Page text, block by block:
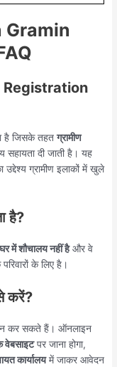
Gramin
Registration
है जिसके तहतग्रामीण
सहायता दी जाती है। यह
ग्रामीण इलाकों में खुले
है?
घर में शौचालय नहीं हैऔर वे
के लिए है।
करें?
कर सकते हैं। ऑनलाइन
वेबसाइटपर जाना होगा,
कार्यालयमें जाकर आवेदन